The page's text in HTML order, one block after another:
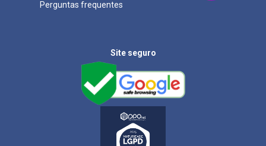
Perguntas frequentes
Site seguro